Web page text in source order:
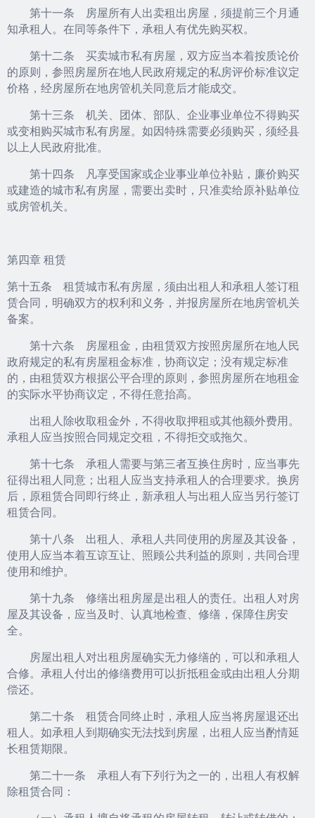
第十一条 房屋所有人出卖租出房屋，须提前三个月通
知承租人。在同等条件下，承租人有优先购买权。
第十二条 买卖城市私有房屋，双方应当本着按质论价
的原则，参照房屋所在地人民政府规定的私房评价标准议定
价格，经房屋所在地房管机关同意后才能成交。
第十三条 机关、团体、部队、企业事业单位不得购买
或变相购买城市私有房屋。如因特殊需要必须购买，须经县
以上人民政府批准。
第十四条 凡享受国家或企业事业单位补贴，廉价购买
或建造的城市私有房屋，需要出卖时，只准卖给原补贴单位
或房管机关。
第四章 租赁
第十五条 租赁城市私有房屋，须由出租人和承租人签订租
赁合同，明确双方的权利和义务，并报房屋所在地房管机关
备案。
第十六条 房屋租金，由租赁双方按照房屋所在地人民
政府规定的私有房屋租金标准，协商议定；没有规定标准
的，由租赁双方根据公平合理的原则，参照房屋所在地租金
的实际水平协商议定，不得任意抬高。
出租人除收取租金外，不得收取押租或其他额外费用。
承租人应当按照合同规定交租，不得拒交或拖欠。
第十七条 承租人需要与第三者互换住房时，应当事先
征得出租人同意；出租人应当支持承租人的合理要求。换房
后，原租赁合同即行终止，新承租人与出租人应当另行签订
租赁合同。
第十八条 出租人、承租人共同使用的房屋及其设备，
使用人应当本着互谅互让、照顾公共利益的原则，共同合理
使用和维护。
第十九条 修缮出租房屋是出租人的责任。出租人对房
屋及其设备，应当及时、认真地检查、修缮，保障住房安
全。
房屋出租人对出租房屋确实无力修缮的，可以和承租人
合修。承租人付出的修缮费用可以折抵租金或由出租人分期
偿还。
第二十条 租赁合同终止时，承租人应当将房屋退还出
租人。如承租人到期确实无法找到房屋，出租人应当酌情延
长租赁期限。
第二十一条 承租人有下列行为之一的，出租人有权解
除租赁合同：